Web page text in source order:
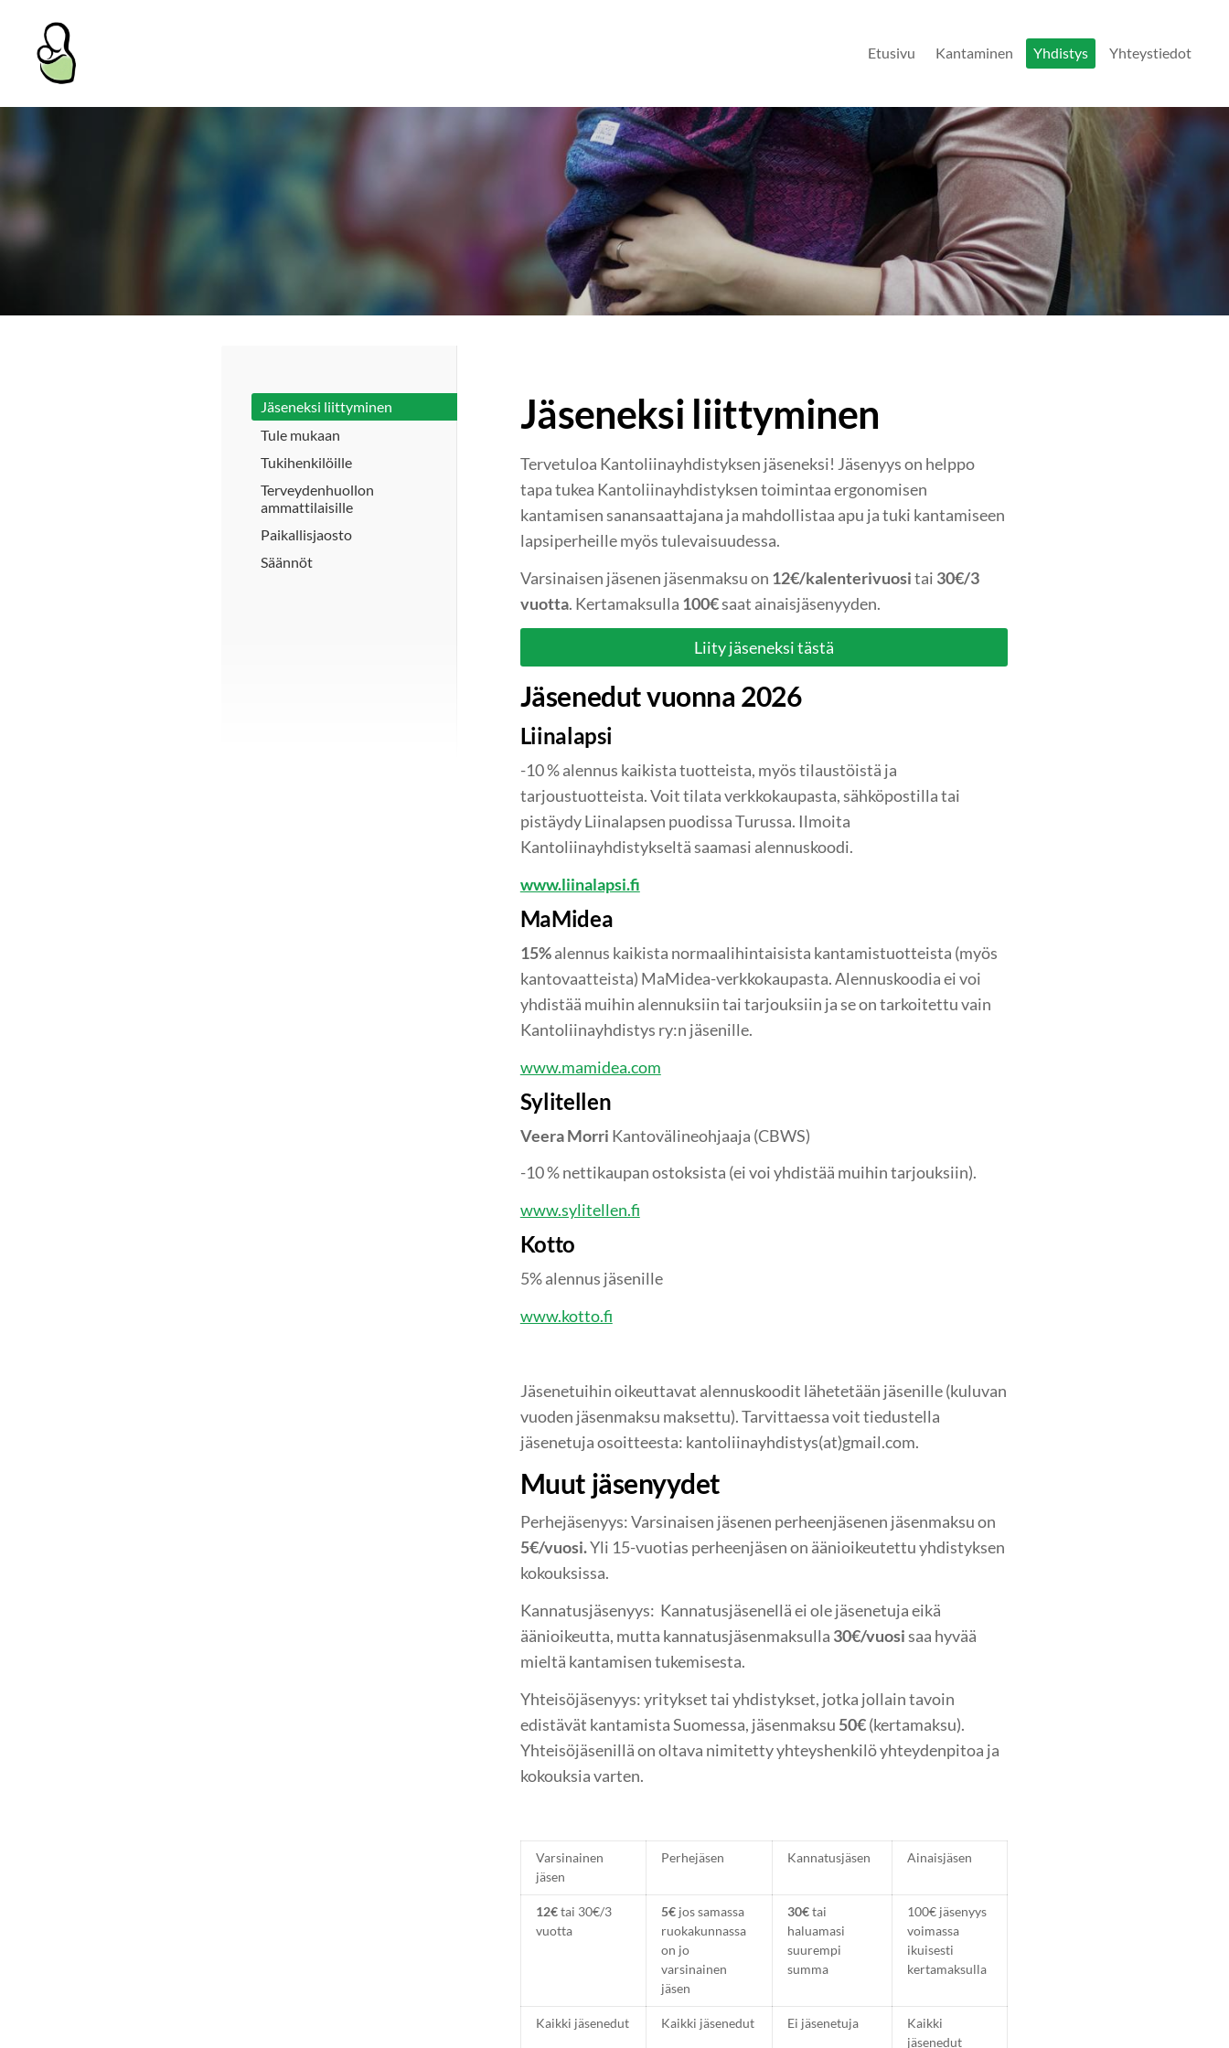
Siirry
sivun
sisältöön
Kantoliinayhdistys ry Etusivu Kantaminen Yhdistys Yhteystiedot
Jäseneksi liittyminen
Tule mukaan
Tukihenkilöille
Terveydenhuollon
ammattilaisille
Paikallisjaosto
Säännöt
Jäseneksi liittyminen
Tervetuloa Kantoliinayhdistyksen jäseneksi! Jäsenyys on helppo
tapa tukea Kantoliinayhdistyksen toimintaa ergonomisen
kantamisen sanansaattajana ja mahdollistaa apu ja tuki kantamiseen
lapsiperheille myös tulevaisuudessa.
Varsinaisen jäsenen jäsenmaksu on 12€/kalenterivuositai 30€/3
vuotta. Kertamaksulla 100€saat ainaisjäsenyyden.
Liity jäseneksi tästä
Jäsenedut vuonna 2026
Liinalapsi
-10 % alennus kaikista tuotteista, myös tilaustöistä ja
tarjoustuotteista. Voit tilata verkkokaupasta, sähköpostilla tai
pistäydy Liinalapsen puodissa Turussa. Ilmoita
Kantoliinayhdistykseltä saamasi alennuskoodi.
www.liinalapsi.fi
MaMidea
15%alennus kaikista normaalihintaisista kantamistuotteista (myös
kantovaatteista) MaMidea-verkkokaupasta. Alennuskoodia ei voi
yhdistää muihin alennuksiin tai tarjouksiin ja se on tarkoitettu vain
Kantoliinayhdistys ry:n jäsenille.
www.mamidea.com
Sylitellen
Veera Morri Kantovälineohjaaja (CBWS)
-10 % nettikaupan ostoksista (ei voi yhdistää muihin tarjouksiin).
www.sylitellen.fi
Kotto
5% alennus jäsenille
www.kotto.fi
Jäsenetuihin oikeuttavat alennuskoodit lähetetään jäsenille (kuluvan
vuoden jäsenmaksu maksettu). Tarvittaessa voit tiedustella
jäsenetuja osoitteesta: kantoliinayhdistys(at)gmail.com.
Muut jäsenyydet
Perhejäsenyys: Varsinaisen jäsenen perheenjäsenen jäsenmaksu on
5€/vuosi.Yli 15-vuotias perheenjäsen on äänioikeutettu yhdistyksen
kokouksissa.
Kannatusjäsenyys: Kannatusjäsenellä ei ole jäsenetuja eikä
äänioikeutta, mutta kannatusjäsenmaksulla 30€/vuosisaa hyvää
mieltä kantamisen tukemisesta.
Yhteisöjäsenyys: yritykset tai yhdistykset, jotka jollain tavoin
edistävät kantamista Suomessa, jäsenmaksu 50€(kertamaksu).
Yhteisöjäsenillä on oltava nimitetty yhteyshenkilö yhteydenpitoa ja
kokouksia varten.
Varsinainen
jäsen
Perhejäsen Kannatusjäsen Ainaisjäsen
12€tai 30€/3
vuotta
5€jos samassa
ruokakunnassa
on jo
varsinainen
jäsen
30€tai
haluamasi
suurempi
summa
100€ jäsenyys
voimassa
ikuisesti
kertamaksulla
Kaikki jäsenedut Kaikki jäsenedut Ei jäsenetuja
Kaikki
jäsenedut